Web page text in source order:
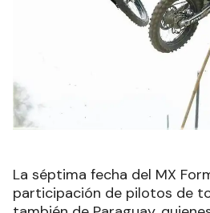
La séptima fecha del MX
participación de pilotos de